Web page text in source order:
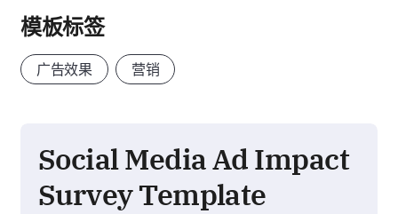
模板标签
广告效果 营销
Social Media Ad Impact
Survey Template